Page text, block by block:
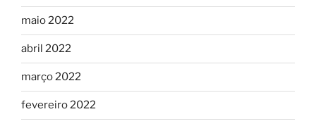
maio 2022
abril 2022
março 2022
fevereiro 2022